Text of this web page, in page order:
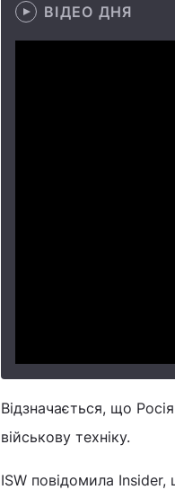
ВІДЕО ДНЯ
Відзначається, що
військову техніку.
ISW повідомила